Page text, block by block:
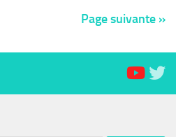
Page suivante »